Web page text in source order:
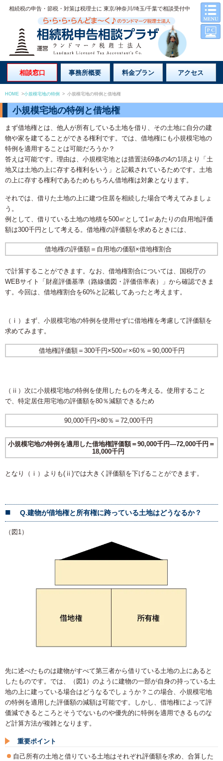
相続税の申告・節税・対策は税理士に 東京/神奈川/埼玉/千葉で相談受付中
相談窓口 事務所概要 料金プラン アクセス
HOME >小規模宅地の特例 > 小規模宅地の特例と借地権
小規模宅地の特例と借地権
まず借地権とは、他人が所有している土地を借り、その土地に自分の建
物や家を建てることができる権利です。では、借地権にも小規模宅地の
特例を適用することは可能だろうか？
答えは可能です。理由は、小規模宅地とは措置法69条の4の1項より「土
地又は土地の上に存する権利をいう」と記載されているためです。土地
の上に存する権利であるためもちろん借地権は対象となります。
それでは、借りた土地の上に建つ住居を相続した場合で考えてみましょ
う。
例として、借りている土地の地積を500㎡として1㎡あたりの自用地評価
額は300千円として考える。借地権の評価額を求めるときには、
借地権の評価額＝自用地の価額×借地権割合
で計算することができます。なお、借地権割合については、国税庁の
WEBサイト「財産評価基準（路線価図・評価倍率表）」から確認できま
す。今回は、借地権割合を60%と記載してあったと考えます。
（ⅰ）まず、小規模宅地の特例を使用せずに借地権を考慮して評価額を
求めてみます。
借地権評価額＝300千円×500㎡×60％＝90,000千円
（ⅱ）次に小規模宅地の特例を使用したものを考える。使用すること
で、特定居住用宅地の評価額を80％減額できるため
90,000千円×80％＝72,000千円
小規模宅地の特例を適用した借地権評価額＝90,000千円―72,000千円＝
18,000千円
となり（ⅰ）よりも(ⅱ)では大きく評価額を下げることができます。
Q.建物が借地権と所有権に跨っている土地はどうなるか？
（図1）
先に述べたものは建物がすべて第三者から借りている土地の上にあると
したものです。では、（図1）のように建物の一部が自身の持っている土
地の上に建っている場合はどうなるでしょうか？この場合、小規模宅地
の特例を適用した評価額の減額は可能です。しかし、借地権によって評
価減できるところとそうでないものや優先的に特例を適用できるものな
ど計算方法が複雑となります。
重要ポイント
自己所有の土地と借りている土地はそれぞれ評価額を求め、合算した